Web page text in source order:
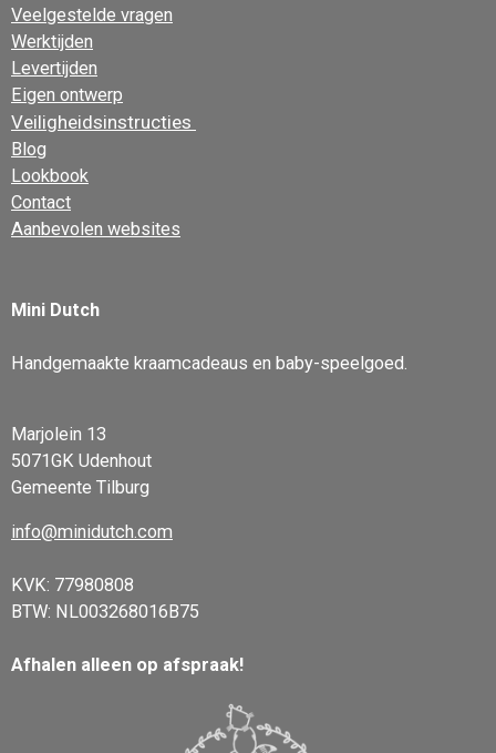
Veelgestelde vragen
Werktijden
Levertijden
Eigen ontwerp
Veiligheidsinstructies
Blog
Lookbook
Contact
Aanbevolen websites
Mini Dutch
Handgemaakte kraamcadeaus en baby-speelgoed.
Marjolein 13
5071GK Udenhout
Gemeente Tilburg
info@minidutch.com
KVK: 77980808
BTW: NL003268016B75
Afhalen alleen op afspraak!